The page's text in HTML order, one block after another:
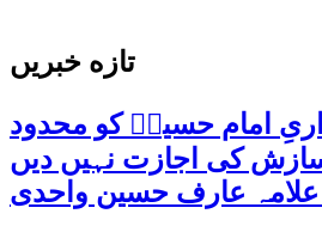
تازه خبریں
امام حسینؑ کو محدود
کی اجازت نہیں دیں
علامہ عارف حسین واحدی